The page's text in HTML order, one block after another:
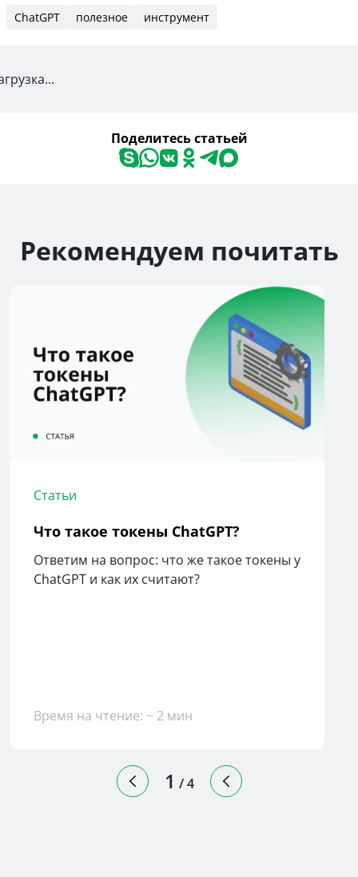
ChatGPT полезное инструмент
Поделитесь статьей
Рекомендуем почитать
Статьи
Что такое токены ChatGPT?
Ответим на вопрос: что же такое токены у
ChatGPT и как их считают?
Время на чтение: ~ 2 мин
1 / 4